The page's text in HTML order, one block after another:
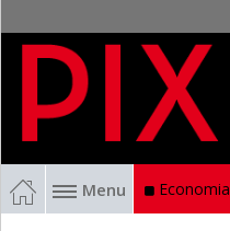
Menu Economia